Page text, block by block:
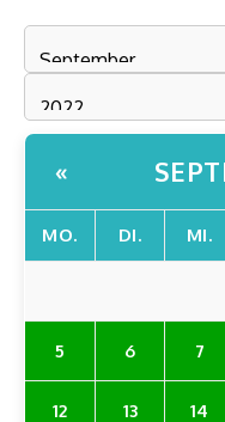
«
MO. DI. MI.
5 6 7
12 13 14